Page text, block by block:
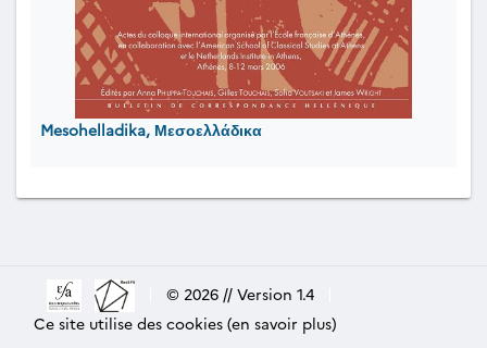
Mesohelladika, Μεσοελλάδικα
© 2026 // Version 1.4
Ce site utilise des cookies (en savoir plus)